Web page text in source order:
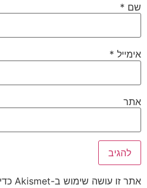
שם *
אימייל *
אתר
אתר זו עושה שימוש ב-Akismet כדי לסנן תגובות זבל.